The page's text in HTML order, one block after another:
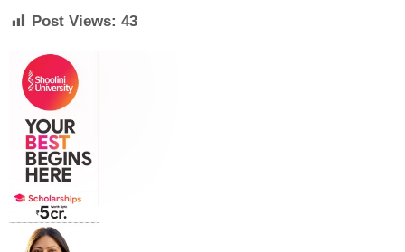
Post Views: 43